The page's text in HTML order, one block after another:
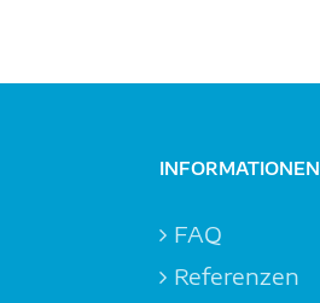
INFORMATIONEN
FAQ
Referenzen